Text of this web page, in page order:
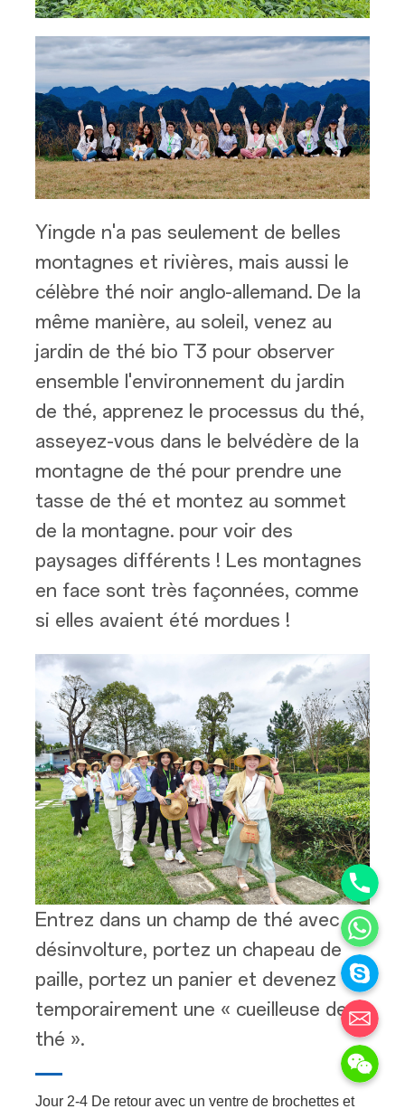
Yingde n'a pas seulement de belles
montagnes et rivières, mais aussi le
célèbre thé noir anglo-allemand. De la
même manière, au soleil, venez au
jardin de thé bio T3 pour observer
ensemble l'environnement du jardin
de thé, apprenez le processus du thé,
asseyez-vous dans le belvédère de la
montagne de thé pour prendre une
tasse de thé et montez au sommet
de la montagne. pour voir des
paysages différents ! Les montagnes
en face sont très façonnées, comme
si elles avaient été mordues !
Entrez dans un champ de thé avec
désinvolture, portez un chapeau de
paille, portez un panier et devenez
temporairement une « cueilleuse de
thé ».
Jour 2-4 De retour avec un ventre de brochettes et
Skype
steve@huashu-tech.com
WeChat: